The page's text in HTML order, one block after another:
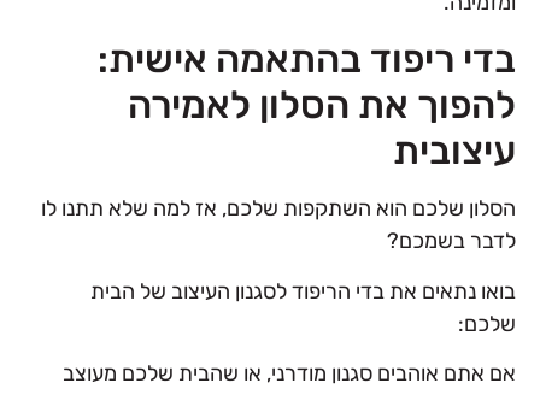
בדי ריפוד בהתאמה אישית:
להפוך את הסלון לאמירה
עיצובית
הסלון שלכם הוא השתקפות שלכם, אז למה שלא תתנו לו
לדבר בשמכם?
בואו נתאים את בדי הריפוד לסגנון העיצוב של הבית
שלכם:
אם אתם אוהבים סגנון מודרני, או שהבית שלכם מעוצב